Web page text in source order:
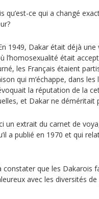
qu’est-ce qui a changé
1949, Dakar était déjà une
l’homosexualité était
les Français étaient
qui m’échappe, dans les
la réputation de la
et Dakar ne déméritait
un extrait du carnet de
a publié en 1970 et qui
constater que les Dakarois
avec les diversités de